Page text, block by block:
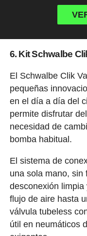
6. Kit Schwalbe
El Schwalbe Clik
pequeñas
en el día a día del
permite disfrutar
necesidad de
bomba habitual.
El sistema de
una sola mano, sin
desconexión
flujo de aire hasta
válvula tubeless
útil en neumáticos